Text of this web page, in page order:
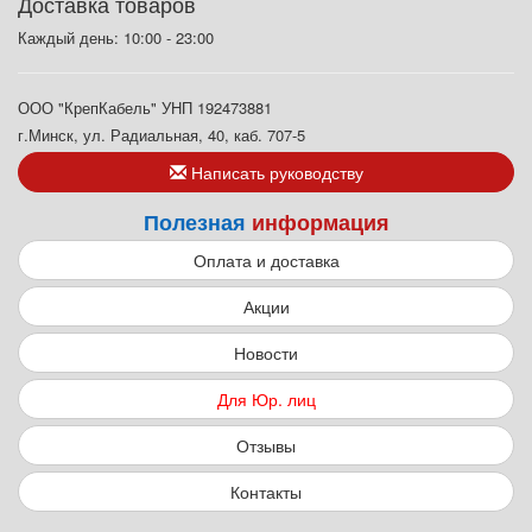
Каждый день: 10:00 - 23:00
ООО "КрепКабель" УНП 192473881
г.Минск, ул. Радиальная, 40, каб. 707-5
Написать руководству
Полезная информация
Оплата и доставка
Акции
Новости
Для Юр. лиц
Отзывы
Контакты